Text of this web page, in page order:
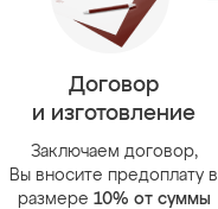
Договор
и изготовление
Заключаем договор,
Вы вносите предоплату в
размере 10% от суммы